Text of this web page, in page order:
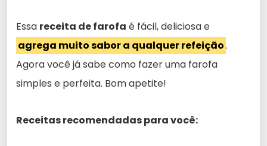
Essa receita de farofa é fácil, deliciosa e
agrega muito sabor a qualquer refeição.
Agora você já sabe como fazer uma farofa
simples e perfeita. Bom apetite!
Receitas recomendadas para você: